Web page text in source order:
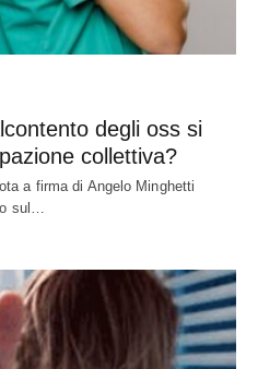
degli oss si
collettiva?
a firma di Angelo Minghetti
sul…